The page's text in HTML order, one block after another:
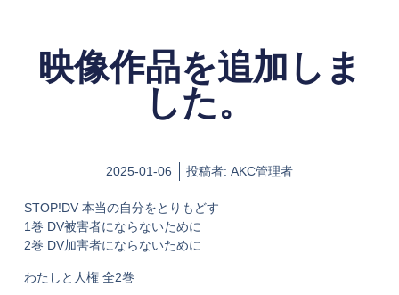
映像作品を追加しま
した。
2025-01-06 投稿者: AKC管理者
STOP!DV 本当の自分をとりもどす
1巻 DV被害者にならないために
2巻 DV加害者にならないために
わたしと人権 全2巻